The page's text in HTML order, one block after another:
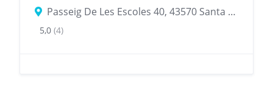
Passeig De Les Escoles 40, 43570 Santa Bàrbara, provincia de Tarragona, España
5,0 (4)